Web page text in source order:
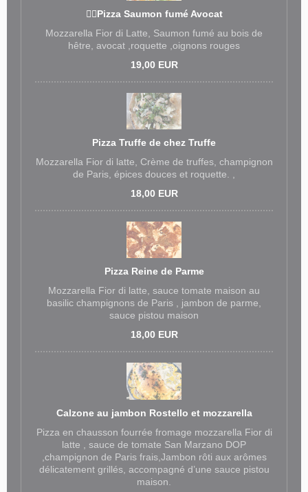
❤️‍🔥Pizza Saumon fumé Avocat
Mozzarella Fior di Latte, Saumon fumé au bois de
hêtre, avocat ,roquette ,oignons rouges
19,00 EUR
Pizza Truffe de chez Truffe
Mozzarella Fior di latte, Crème de truffes, champignon
de Paris, épices douces et roquette. ,
18,00 EUR
Pizza Reine de Parme
Mozzarella Fior di latte, sauce tomate maison au
basilic champignons de Paris , jambon de parme,
sauce pistou maison
18,00 EUR
Calzone au jambon Rostello et mozzarella
Pizza en chausson fourrée fromage mozzarella Fior di
latte , sauce de tomate San Marzano DOP
,champignon de Paris frais,Jambon rôti aux arômes
délicatement grillés, accompagné d’une sauce pistou
maison.